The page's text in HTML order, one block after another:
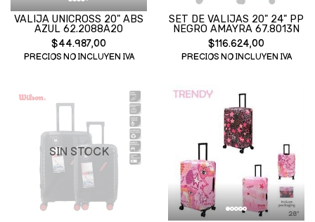
VALIJA UNICROSS 20" ABS
AZUL 62.2088A20
$44.987,00
PRECIOS NO INCLUYEN IVA
SET DE VALIJAS 20" 24" PP
NEGRO AMAYRA 67.8013N
$116.624,00
PRECIOS NO INCLUYEN IVA
SIN STOCK